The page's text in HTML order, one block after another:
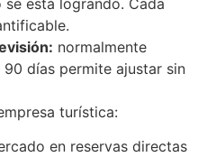
normalmente
días permite ajustar sin
turística:
en reservas directas